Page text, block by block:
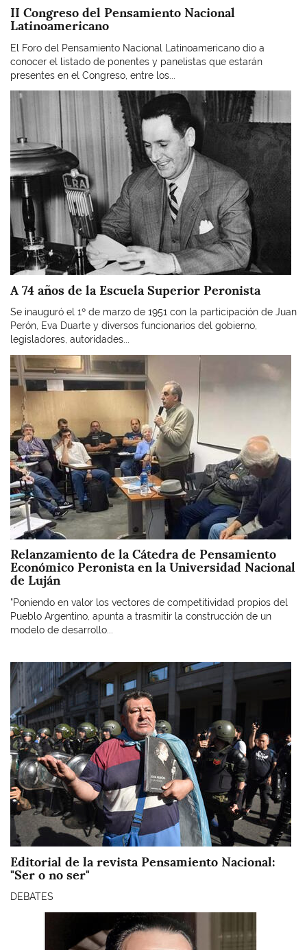
II Congreso del Pensamiento Nacional
Latinoamericano
El Foro del Pensamiento Nacional Latinoamericano dio a
conocer el listado de ponentes y panelistas que estarán
presentes en el Congreso, entre los...
Imagen
A 74 años de la Escuela Superior Peronista
Se inauguró el 1º de marzo de 1951 con la participación de Juan
Perón, Eva Duarte y diversos funcionarios del gobierno,
legisladores, autoridades...
Imagen
Relanzamiento de la Cátedra de Pensamiento
Económico Peronista en la Universidad Nacional
de Luján
"Poniendo en valor los vectores de competitividad propios del
Pueblo Argentino, apunta a trasmitir la construcción de un
modelo de desarrollo...
Imagen
Editorial de la revista Pensamiento Nacional:
"Ser o no ser"
DEBATES